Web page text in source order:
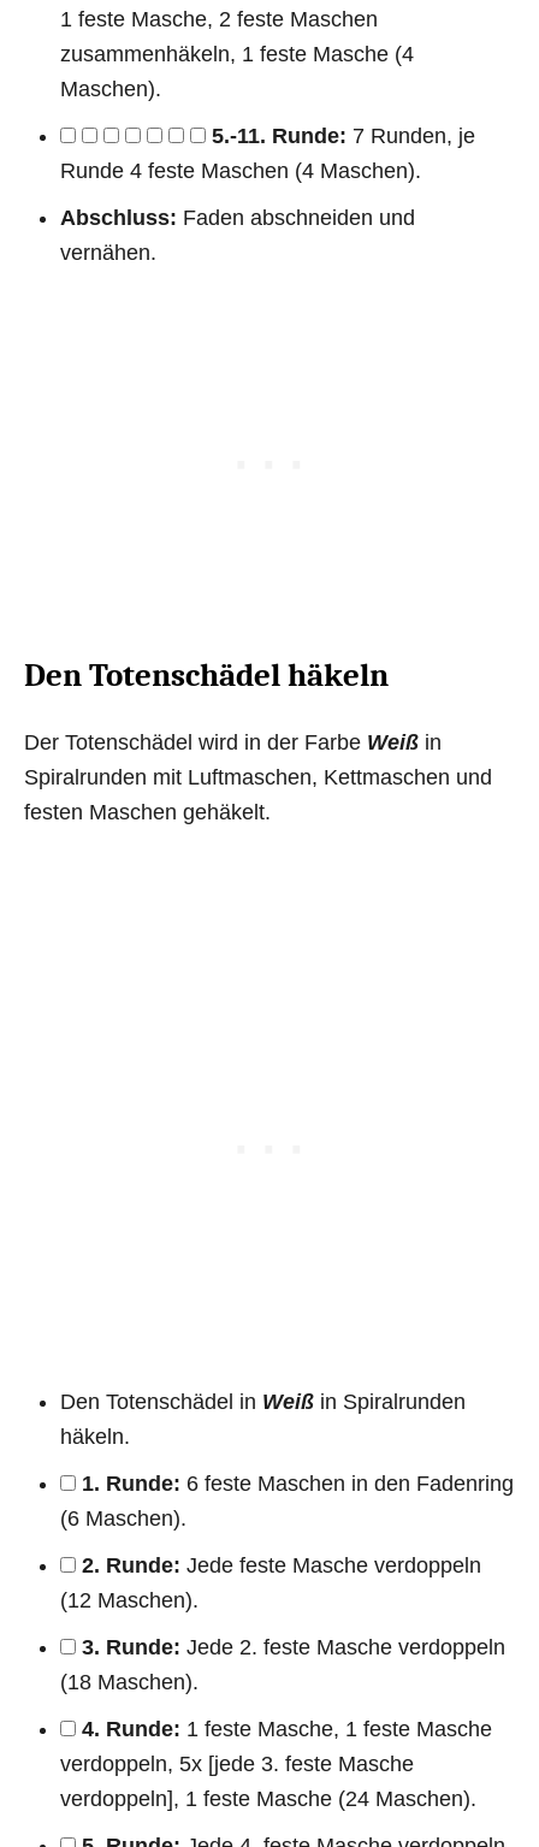
1 feste Masche, 2 feste Maschen
zusammenhäkeln, 1 feste Masche (4
Maschen).
5.-11. Runde: 7 Runden, je
Runde 4 feste Maschen (4 Maschen).
Abschluss: Faden abschneiden und
vernähen.
Den Totenschädel häkeln
Der Totenschädel wird in der Farbe Weiß in
Spiralrunden mit Luftmaschen, Kettmaschen und
festen Maschen gehäkelt.
Den Totenschädel in Weiß in Spiralrunden
häkeln.
1. Runde: 6 feste Maschen in den Fadenring
(6 Maschen).
2. Runde: Jede feste Masche verdoppeln
(12 Maschen).
3. Runde: Jede 2. feste Masche verdoppeln
(18 Maschen).
4. Runde: 1 feste Masche, 1 feste Masche
verdoppeln, 5x [jede 3. feste Masche
verdoppeln], 1 feste Masche (24 Maschen).